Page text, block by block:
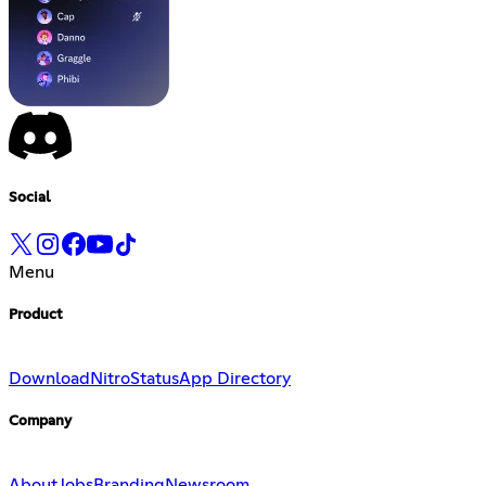
Social
Menu
Product
Download NitroStatusApp Directory
Company